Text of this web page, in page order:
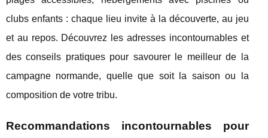
clubs enfants : chaque lieu invite à la découverte, au jeu
et au repos. Découvrez les adresses incontournables et
des conseils pratiques pour savourer le meilleur de la
campagne normande, quelle que soit la saison ou la
composition de votre tribu.
Recommandations incontournables pour